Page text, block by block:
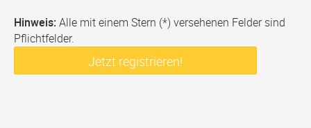
Hinweis: Alle mit einem Stern (*) versehenen Felder sind
Pflichtfelder.
Jetzt registrieren!